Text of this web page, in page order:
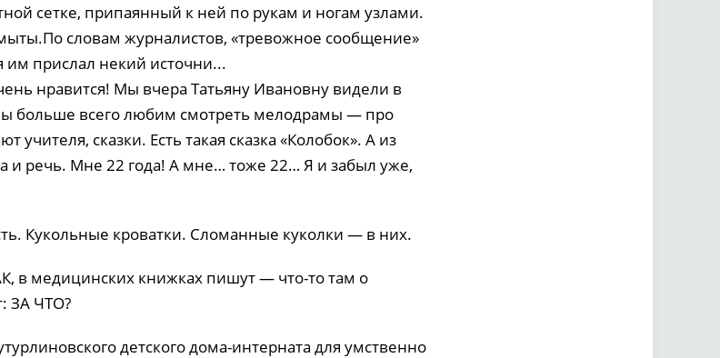
сетке, припаянный к ней по рукам и ногам узлами.
словам журналистов, «тревожное сообщение»
им прислал некий источни...
нравится! Мы вчера Татьяну Ивановну видели в
больше всего любим смотреть мелодрамы — про
сказки. Есть такая сказка «Колобок». А из
и речь. Мне 22 года! А мне… тоже 22… Я и забыл уже,
Кукольные кроватки. Сломанные куколки — в них.
в медицинских книжках пишут — что-то там о
ЗА ЧТО?
детского дома-интерната для умственно